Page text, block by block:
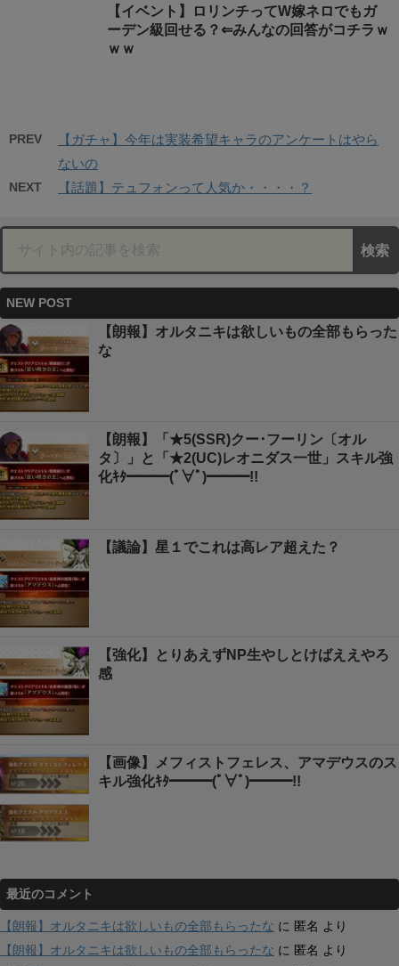
【イベント】ロリンチってW嫁ネロでもガ
ーデン級回せる？⇐みんなの回答がコチラｗ
ｗｗ
PREV
【ガチャ】今年は実装希望キャラのアンケートはやら
ないの
NEXT 【話題】テュフォンって人気か・・・・？
NEW POST
【朗報】オルタニキは欲しいもの全部もらった
な
【朗報】「★5(SSR)クー･フーリン〔オル
タ〕」と「★2(UC)レオニダス一世」スキル強
化ｷﾀ━━━(ﾟ∀ﾟ)━━━!!
【議論】星１でこれは高レア超えた？
【強化】とりあえずNP生やしとけばええやろ
感
【画像】メフィストフェレス、アマデウスのス
キル強化ｷﾀ━━━(ﾟ∀ﾟ)━━━!!
最近のコメント
【朗報】オルタニキは欲しいもの全部もらったな に 匿名 より
【朗報】オルタニキは欲しいもの全部もらったな に 匿名 より